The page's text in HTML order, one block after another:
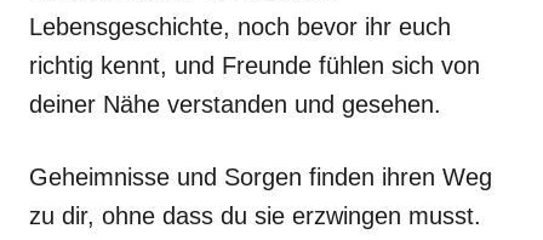
Lebensgeschichte, noch bevor ihr euch
richtig kennt, und Freunde fühlen sich von
deiner Nähe verstanden und gesehen.
Geheimnisse und Sorgen finden ihren Weg
zu dir, ohne dass du sie erzwingen musst.